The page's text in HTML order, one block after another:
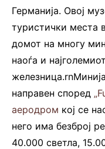
Германија. Овој
туристички места
домот на многу
наоѓа и
направен според
аеродром кој се
него има безброј
40.000 светла,